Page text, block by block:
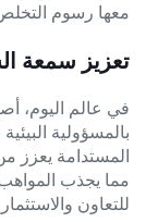
معها رسوم
تعزيز سمعة
في عالم اليوم،
بالمسؤولية
المستدامة يعزز
مما يجذب
للتعاون